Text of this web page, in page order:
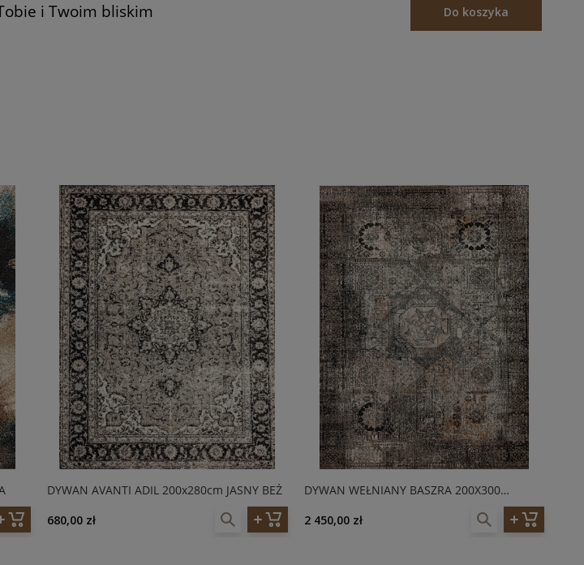
i Twoim bliskim
Do koszyka
DYWAN AVANTI ADIL 200x280cm JASNY BEŻ
680,00 zł
DYWAN WEŁNIANY BASZRA 200X300
2 450,00 zł